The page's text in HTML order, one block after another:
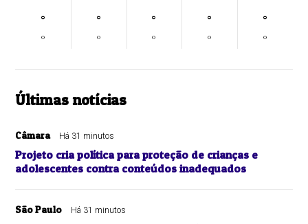
°
°
°
°
°
°
°
°
°
°
Últimas notícias
Câmara Há 31 minutos
Projeto cria política para proteção de crianças e
adolescentes contra conteúdos inadequados
São Paulo Há 31 minutos